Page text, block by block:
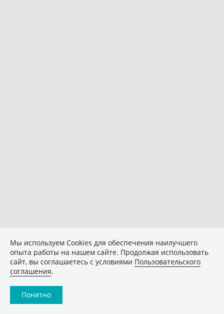
Мы используем Сookies для обеспечения наилучшего
опыта работы на нашем сайте. Продолжая использовать
сайт, вы соглашаетесь с условиями Пользовательского
соглашения.
Понятно